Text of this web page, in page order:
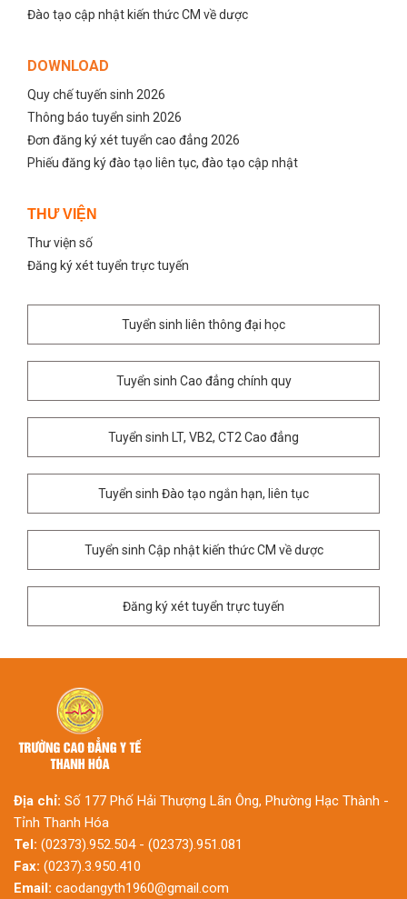
Đào tạo cập nhật kiến thức CM về dược
DOWNLOAD
Quy chế tuyến sinh 2026
Thông báo tuyển sinh 2026
Đơn đăng ký xét tuyển cao đẳng 2026
Phiếu đăng ký đào tạo liên tục, đào tạo cập nhật
THƯ VIỆN
Thư viện số
Đăng ký xét tuyển trực tuyến
Tuyển sinh liên thông đại học
Tuyển sinh Cao đẳng chính quy
Tuyển sinh LT, VB2, CT2 Cao đẳng
Tuyển sinh Đào tạo ngắn hạn, liên tục
Tuyển sinh Cập nhật kiến thức CM về dược
Đăng ký xét tuyển trực tuyến
Địa chỉ: Số 177 Phố Hải Thượng Lãn Ông, Phường Hạc Thành -
Tỉnh Thanh Hóa
Tel: (02373).952.504 - (02373).951.081
Fax: (0237).3.950.410
Email: caodangyth1960@gmail.com